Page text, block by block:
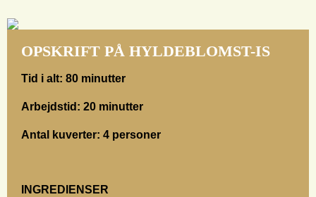
OPSKRIFT PÅ HYLDEBLOMST-IS
Tid i alt: 80 minutter
Arbejdstid: 20 minutter
Antal kuverter: 4 personer
INGREDIENSER